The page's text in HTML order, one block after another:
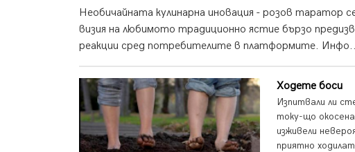
Необичайната кулинарна иновация - розов таратор
визия на любимото традиционно ястие бързо
реакции сред потребителите в платформите.
Ходете боси
Изпитвали ли
току-що
изживели
приятно